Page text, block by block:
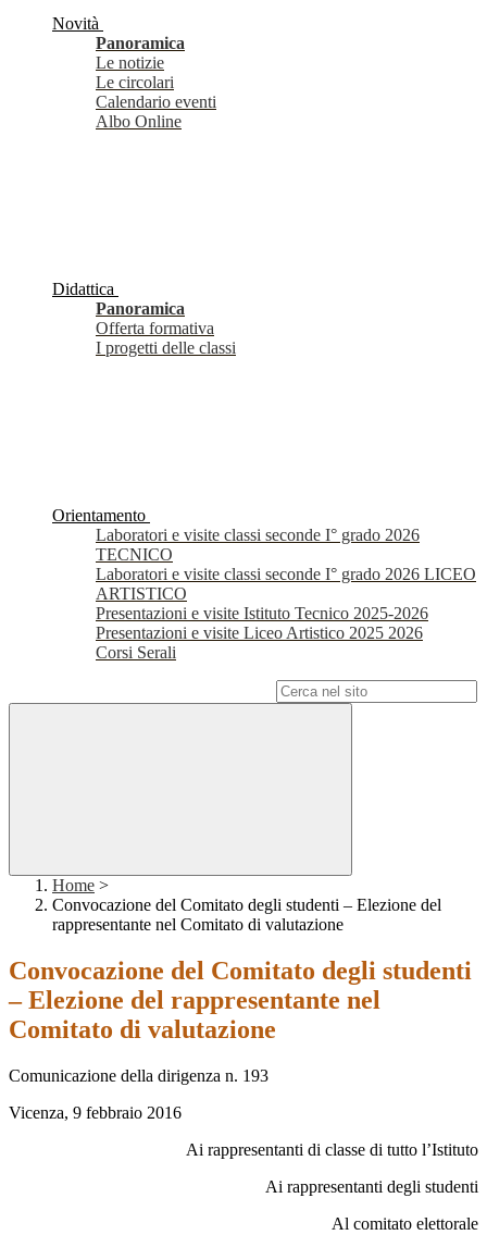
Novità
Panoramica
Le notizie
Le circolari
Calendario eventi
Albo Online
Didattica
Panoramica
Offerta formativa
I progetti delle classi
Orientamento
Laboratori e visite classi seconde I° grado 2026
TECNICO
Laboratori e visite classi seconde I° grado 2026 LICEO
ARTISTICO
Presentazioni e visite Istituto Tecnico 2025-2026
Presentazioni e visite Liceo Artistico 2025 2026
Corsi Serali
Home >
Convocazione del Comitato degli studenti – Elezione del
rappresentante nel Comitato di valutazione
Convocazione del Comitato degli studenti
– Elezione del rappresentante nel
Comitato di valutazione
Comunicazione della dirigenza n. 193
Vicenza, 9 febbraio 2016
Ai rappresentanti di classe di tutto l’Istituto
Ai rappresentanti degli studenti
Al comitato elettorale